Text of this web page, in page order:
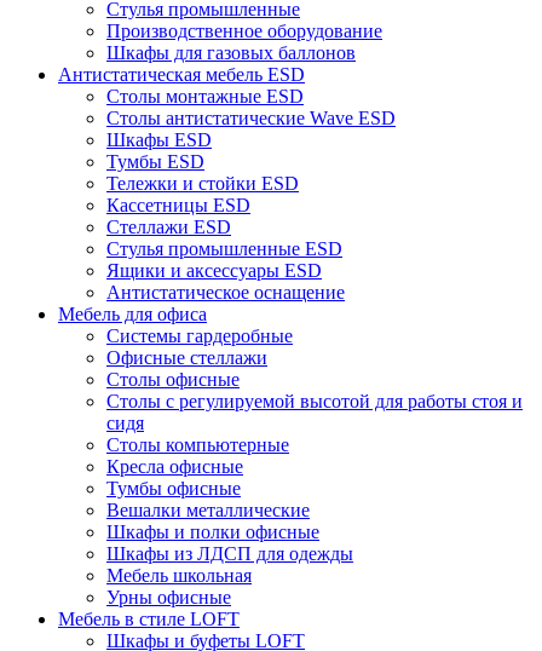
Стулья промышленные
Производственное оборудование
Шкафы для газовых баллонов
Антистатическая мебель ESD
Столы монтажные ESD
Столы антистатические Wave ESD
Шкафы ESD
Тумбы ESD
Тележки и стойки ESD
Кассетницы ESD
Стеллажи ESD
Стулья промышленные ESD
Ящики и аксессуары ESD
Антистатическое оснащение
Мебель для офиса
Системы гардеробные
Офисные стеллажи
Столы офисные
Столы с регулируемой высотой для работы стоя и
сидя
Столы компьютерные
Кресла офисные
Тумбы офисные
Вешалки металлические
Шкафы и полки офисные
Шкафы из ЛДСП для одежды
Мебель школьная
Урны офисные
Мебель в стиле LOFT
Шкафы и буфеты LOFT